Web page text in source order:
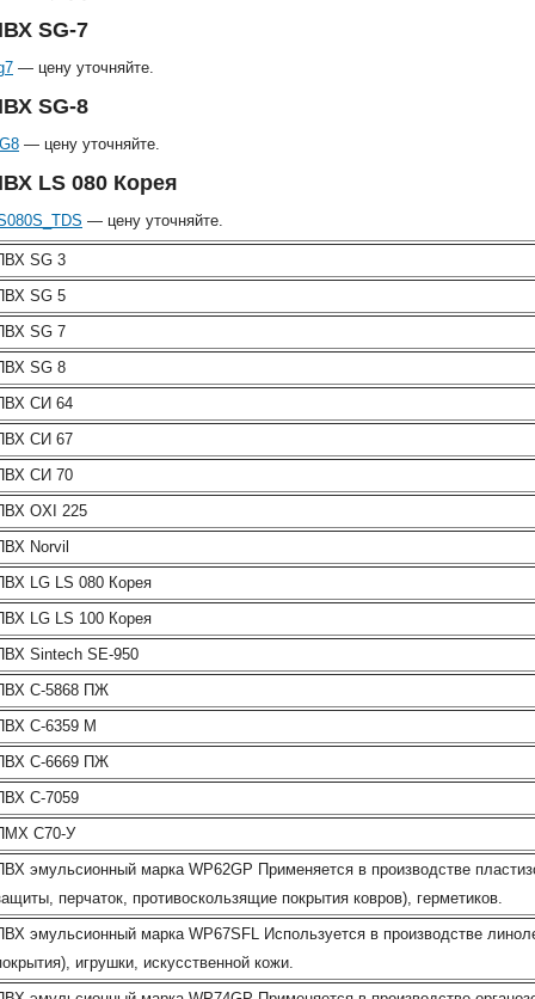
SG-7
— цену уточняйте.
SG-8
— цену уточняйте.
LS 080 Корея
— цену уточняйте.
SG 3
SG 5
SG 7
SG 8
СИ 64
СИ 67
СИ 70
OXI 225
Norvil
LG LS 080 Корея
LG LS 100 Корея
Sintech SE-950
С-5868 ПЖ
С-6359 М
С-6669 ПЖ
С-7059
С70-У
эмульсионный марка WP62GP Применяется в производстве
перчаток, противоскользящие покрытия ковров), герметиков.
эмульсионный марка WP67SFL Используется в производстве
игрушки, искусственной кожи.